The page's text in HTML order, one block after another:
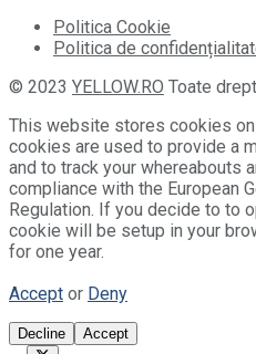
Politica Cookie
Politica de
© 2023 YELLOW.RO Toate
This website stores cookies on
cookies are used to provide a
and to track your whereabouts
compliance with the European
Regulation. If you decide to to
cookie will be setup in your
for one year.
Accept or Deny
Decline Accept